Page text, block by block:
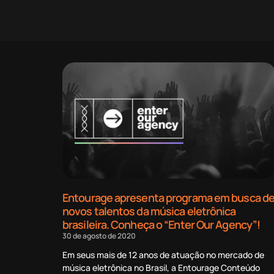
Entourage apresenta programa em busca
novos talentos da música eletrônica
brasileira. Conheça o “Enter Our Agency”!
30 de agosto de 2020
Em seus mais de 12 anos de atuação no mercado de
música eletrônica no Brasil, a Entourage Conteúdo